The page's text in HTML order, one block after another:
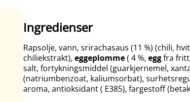
Ingredienser
Rapsolje, vann, srirachasaus (11 %) (chili,
chiliekstrakt), eggeplomme( 4 %, eggfra
salt, fortykningsmiddel (guarkjernemel,
(natriumbenzoat, kaliumsorbat),
aroma, antioksidant ( E385), fargestoff